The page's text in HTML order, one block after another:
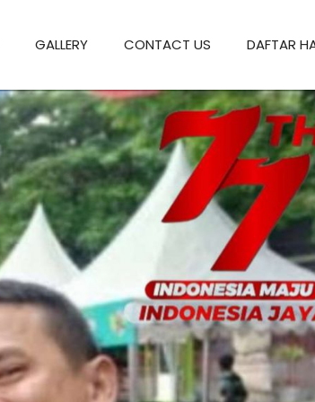
GALLERY CONTACT US DAFTAR